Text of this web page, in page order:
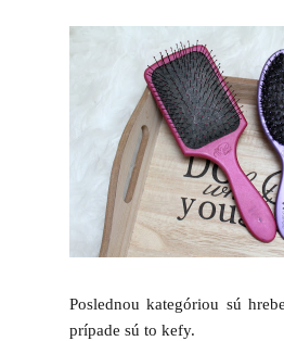
Poslednou kategóriou sú
prípade sú to kefy.